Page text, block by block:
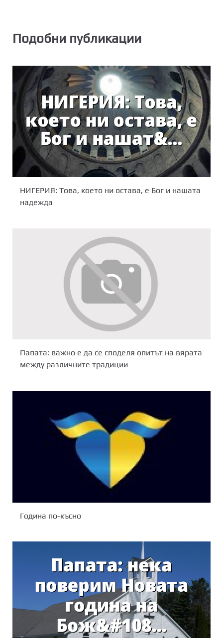
Подобни публикации
НИГЕРИЯ: Това, което ни остава, е Бог и нашата
надежда
Папата: важно е да се споделя опитът на вярата
между различните традиции
Година по-късно